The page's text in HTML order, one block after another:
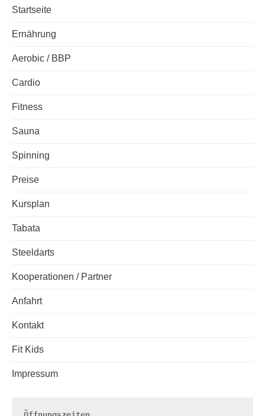
Startseite
Ernährung
Aerobic / BBP
Cardio
Fitness
Sauna
Spinning
Preise
Kursplan
Tabata
Steeldarts
Kooperationen / Partner
Anfahrt
Kontakt
Fit Kids
Impressum